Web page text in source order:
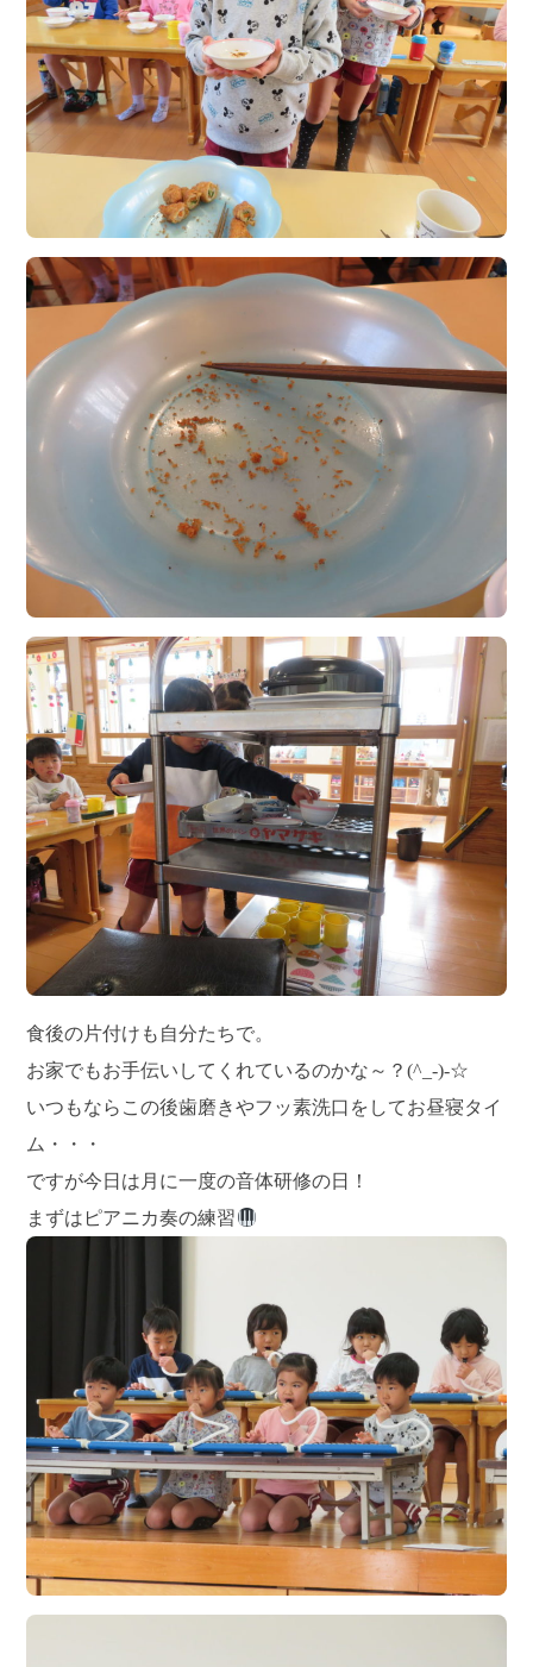
食後の片付けも自分たちで。
お家でもお手伝いしてくれているのかな～？(^_-)-☆
いつもならこの後歯磨きやフッ素洗口をしてお昼寝タイ
ム・・・
ですが今日は月に一度の音体研修の日！
まずはピアニカ奏の練習